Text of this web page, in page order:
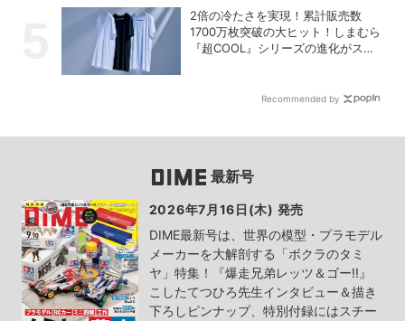
2倍の冷たさを実現！累計販売数
1700万枚突破の大ヒット！しまむら
『超COOL』シリーズの進化がスゴ
Recommended by
最新号
2026年7月16日(木) 発売
DIME最新号は、世界の模型・プラモデル
メーカーを大解剖する「ボクラのタミ
ヤ」特集！『爆走兄弟レッツ＆ゴー!!』
こしたてつひろ先生インタビュー＆描き
下ろしピンナップ、特別付録にはスチー